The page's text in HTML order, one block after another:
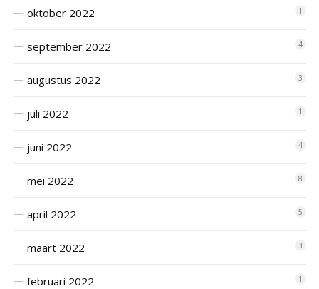
oktober 2022 1
september 2022 4
augustus 2022 3
juli 2022 1
juni 2022 4
mei 2022 8
april 2022 5
maart 2022 3
februari 2022 1